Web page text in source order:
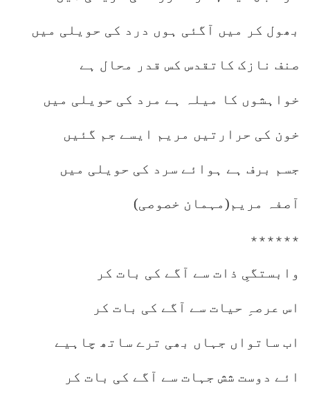
بھول کر میں آگئی ہوں درد کی حویلی میں
صنف نازک کاتقدس کس قدر محال ہے
خواہشوں کا میلہ ہے مرد کی حویلی میں
خون کی حرارتیں مریم ایسے جم گئیں
جسم برف ہے ہوائے سرد کی حویلی میں
آصفہ مریم(مہمان خصوصی)
٭٭٭٭٭٭
وابستگیِ ذات سے آگے کی بات کر
ِاس عرصہِ حیات سے آگے کی بات کر
اب ساتواں جہاں بھی ترے ساتھ چاہیے
ائے دوست شش جہات سے آگے کی بات کر